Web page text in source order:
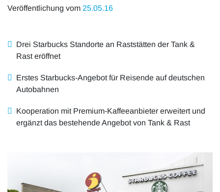
Veröffentlichung vom 25.05.16
Drei Starbucks Standorte an Raststätten der Tank &
Rast eröffnet
Erstes Starbucks-Angebot für Reisende auf deutschen
Autobahnen
Kooperation mit Premium-Kaffeeanbieter erweitert und
ergänzt das bestehende Angebot von Tank & Rast